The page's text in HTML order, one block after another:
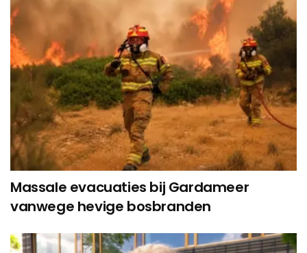
Massale evacuaties bij Gardameer
vanwege hevige bosbranden